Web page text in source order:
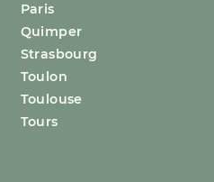
Paris
Quimper
Strasbourg
Toulon
Toulouse
Tours